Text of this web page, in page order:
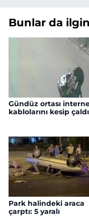
Bunlar da
Gündüz ortası
kablolarını kesip
Park halindeki araca
çarptı: 5 yaralı